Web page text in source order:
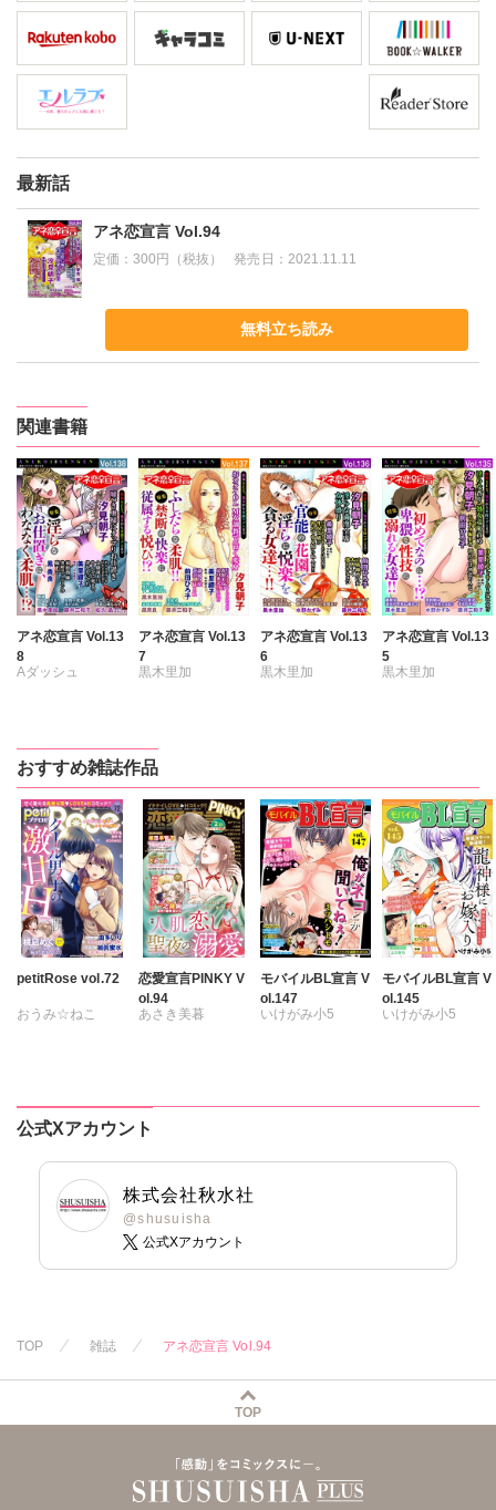
最新話
アネ恋宣言 Vol.94
定価：300円（税抜） 発売日： 2021.11.11
無料立ち読み
関連書籍
アネ恋宣言 Vol.13
8
Aダッシュ
中村晴子
藤井三和子
美里繚子 鳳青良
愛かほる
アネ恋宣言 Vol.13
7
黒木里加
中村晴子
藤井三和子
美里繚子 鳳青良
愛かほる
アネ恋宣言 Vol.13
6
黒木里加
藤井三和子
美里繚子
愛かほる
アネ恋宣言 Vol.13
5
黒木里加
藤井三和子
美里繚子
愛かほる
おすすめ雑誌作品
petitRose vol.72
おうみ☆ねこ
由多いり
恋愛宣言PINKY V
ol.94
あさき美暮
小鳥晶
松本ゆうか
水瀬友美
相田早智子
知葉サナガ
望月蜜桃
春時雨よわ
モバイルBL宣言 V
ol.147
いけがみ小5
モバイルBL宣言 V
ol.145
いけがみ小5
公式Xアカウント
株式会社秋水社
@shusuisha
公式Xアカウント
TOP 雑誌 アネ恋宣言 Vol.94
TOP